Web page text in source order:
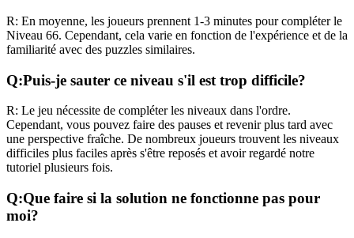
R: En moyenne, les joueurs prennent 1-3 minutes pour compléter le
Niveau 66. Cependant, cela varie en fonction de l'expérience et de la
familiarité avec des puzzles similaires.
Q:Puis-je sauter ce niveau s'il est trop difficile?
R: Le jeu nécessite de compléter les niveaux dans l'ordre.
Cependant, vous pouvez faire des pauses et revenir plus tard avec
une perspective fraîche. De nombreux joueurs trouvent les niveaux
difficiles plus faciles après s'être reposés et avoir regardé notre
tutoriel plusieurs fois.
Q:Que faire si la solution ne fonctionne pas pour
moi?